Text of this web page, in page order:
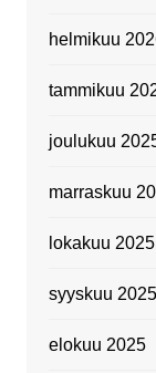
helmikuu
tammikuu
joulukuu
marraskuu
lokakuu 2025
syyskuu 2025
elokuu 2025